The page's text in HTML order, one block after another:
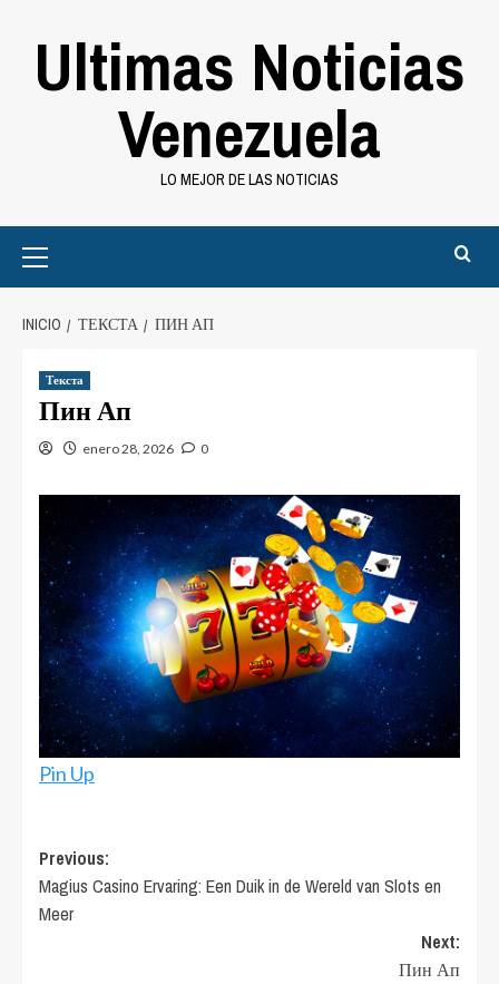
Ultimas Noticias
Venezuela
LO MEJOR DE LAS NOTICIAS
Menu
INICIO ТЕКСТА ПИН АП
Текста
Пин Ап
enero 28, 2026 0
Pin Up
Post
navigation
Previous:
Magius Casino Ervaring: Een Duik in de Wereld van Slots en
Meer
Next:
Пин Ап